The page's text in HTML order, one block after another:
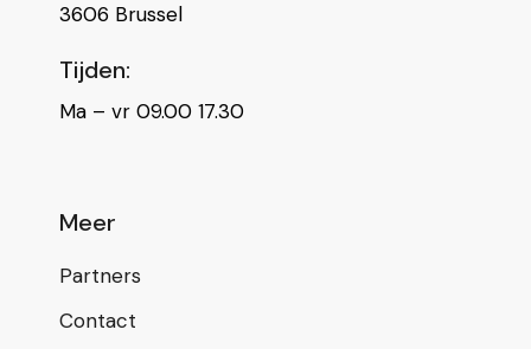
3606 Brussel
Tijden:
Ma – vr 09.00 17.30
Meer
Partners
Contact